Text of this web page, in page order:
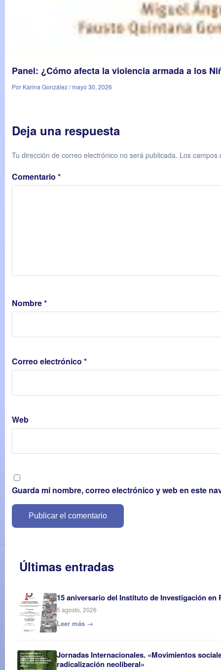
Panel: ¿Cómo afecta la violencia armada a los
Por Karina González / mayo 30, 2026
Deja una respuesta
Tu dirección de correo electrónico no será publicada. Los campos
Comentario *
Nombre*
Correo electrónico *
Web
Guarda mi nombre, correo electrónico y web en este
Últimas entradas
15 aniversario del Instituto de Investigación
5 agosto, 2026
Leer más →
Jornadas Internacionales. «Movimientos
radicalización neoliberal»